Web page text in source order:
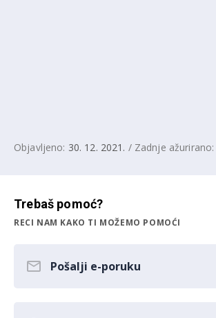
Objavljeno: 30. 12. 2021. / Zadnje ažurirano:
Trebaš pomoć?
RECI NAM KAKO TI MOŽEMO POMOĆI
Pošalji e-poruku